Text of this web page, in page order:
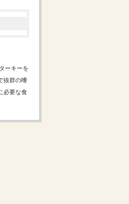
ーキーを
抜群の嗜
必要な食